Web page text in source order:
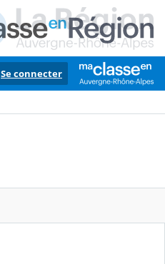
Se connecter